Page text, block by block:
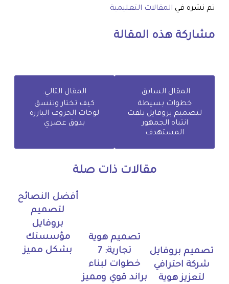
تم نشره في المقالات التعليمية
مشاركة هذه المقالة
المقال السابق:
خطوات بسيطة
لتصميم بروفايل يلفت
انتباه الجمهور
المستهدف
المقال التالي:
كيف تختار وتنسق
لوحات الحروف البارزة
بذوق عصري
مقالات ذات صلة
تصميم بروفايل
شركة احترافي
لتعزيز هوية
تصميم هوية
تجارية: 7
خطوات لبناء
براند قوي ومميز
أفضل النصائح
لتصميم
بروفايل
مؤسستك
بشكل مميز